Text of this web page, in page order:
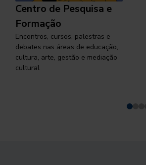
Centro de Pesquisa e
Formação
Encontros, cursos, palestras e
debates nas áreas de educação,
cultura, arte, gestão e mediação
cultural